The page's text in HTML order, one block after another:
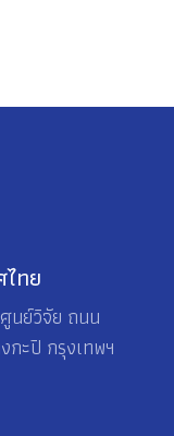
ทย
นย์วิจัย ถนน
กะปิ กรุงเทพฯ